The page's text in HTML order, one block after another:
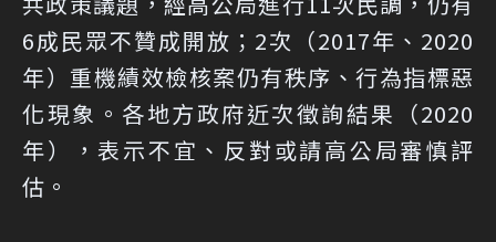
6成民眾不贊成開放；2次（2017年、2020
年）重機績效檢核案仍有秩序、行為指標惡
化現象。各地方政府近次徵詢結果（2020
年），表示不宜、反對或請高公局審慎評
估。